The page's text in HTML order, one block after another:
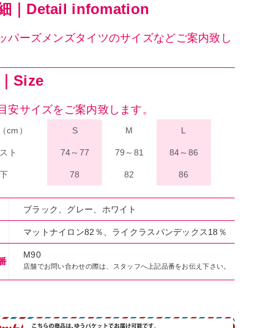
｜Detail infomation
パーズメンズタイツのサイズなどご案内致し
Size
安サイズをご案内致します。
cm） S M L
ト 74～77 79～81 84～86
78 82 86
ブラック、グレー、ホワイト
マットナイロン82％、ライクラスパンデックス18％
M90
店舗でお問い合わせの際は、スタッフへ上記品番をお伝え下さい。